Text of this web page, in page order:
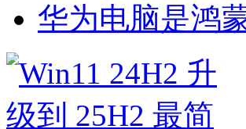
华为电脑是鸿